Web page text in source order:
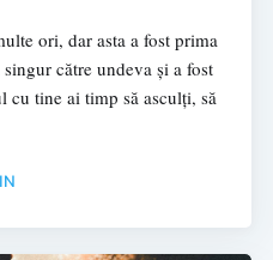
ori, dar asta a fost prima
către undeva și a fost
cu tine ai timp să asculți, să